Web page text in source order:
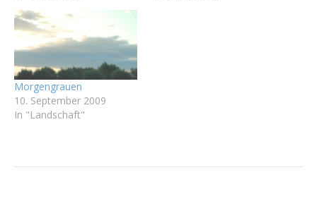
Morgengrauen
10. September 2009
In "Landschaft"